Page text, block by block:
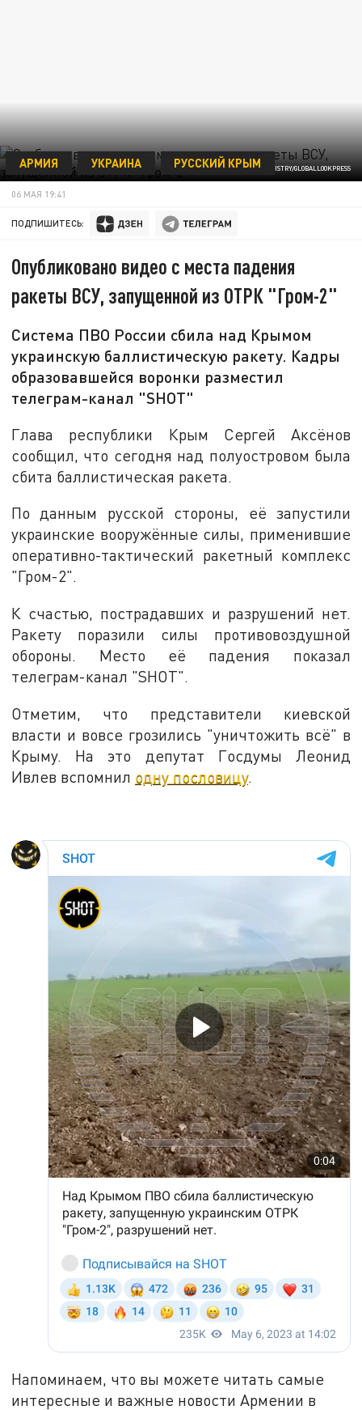
ФОТО: RUSSIAN DEFENCE MINISTRY/GLOBALLOOKPRESS
АРМИЯ УКРАИНА РУССКИЙ КРЫМ
06 МАЯ 19:41
ПОДПИШИТЕСЬ:
Опубликовано видео с места падения
ракеты ВСУ, запущенной из ОТРК "Гром-2"
Система ПВО России сбила над Крымом
украинскую баллистическую ракету. Кадры
образовавшейся воронки разместил
телеграм-канал "SHOT"
Глава республики Крым Сергей Аксёнов
сообщил, что сегодня над полуостровом была
сбита баллистическая ракета.
По данным русской стороны, её запустили
украинские вооружённые силы, применившие
оперативно-тактический ракетный комплекс
"Гром-2".
К счастью, пострадавших и разрушений нет.
Ракету поразили силы противовоздушной
обороны. Место её падения показал
телеграм-канал "SHOT".
Отметим, что представители киевской
власти и вовсе грозились "уничтожить всё" в
Крыму. На это депутат Госдумы Леонид
Ивлев вспомнил одну пословицу.
Напоминаем, что вы можете читать самые
интересные и важные новости Армении в